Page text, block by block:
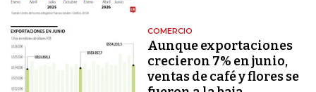
COMERCIO
Aunque exportaciones
crecieron 7% en junio,
ventas de café y flores se